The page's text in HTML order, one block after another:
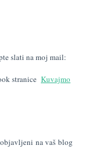
slati na moj mail:
stranice Kuvajmo
na vaš blog